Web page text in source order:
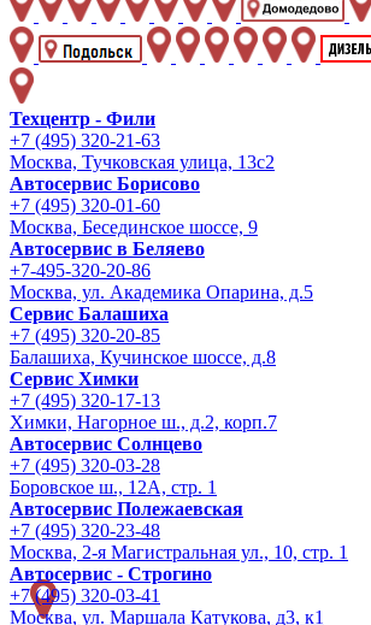
Техцентр - Фили
+7 (495) 320-21-63
Москва, Тучковская улица, 13с2
Автосервис Борисово
+7 (495) 320-01-60
Москва, Бесединское шоссе, 9
Автосервис в Беляево
+7-495-320-20-86
Москва, ул. Академика Опарина, д.5
Сервис Балашиха
+7 (495) 320-20-85
Балашиха, Кучинское шоссе, д.8
Сервис Химки
+7 (495) 320-17-13
Химки, Нагорное ш., д.2, корп.7
Автосервис Солнцево
+7 (495) 320-03-28
Боровское ш., 12А, стр. 1
Автосервис Полежаевская
+7 (495) 320-23-48
Москва, 2-я Магистральная ул., 10, стр. 1
Автосервис - Строгино
+7 (495) 320-03-41
Москва, ул. Маршала Катукова, д3, к1